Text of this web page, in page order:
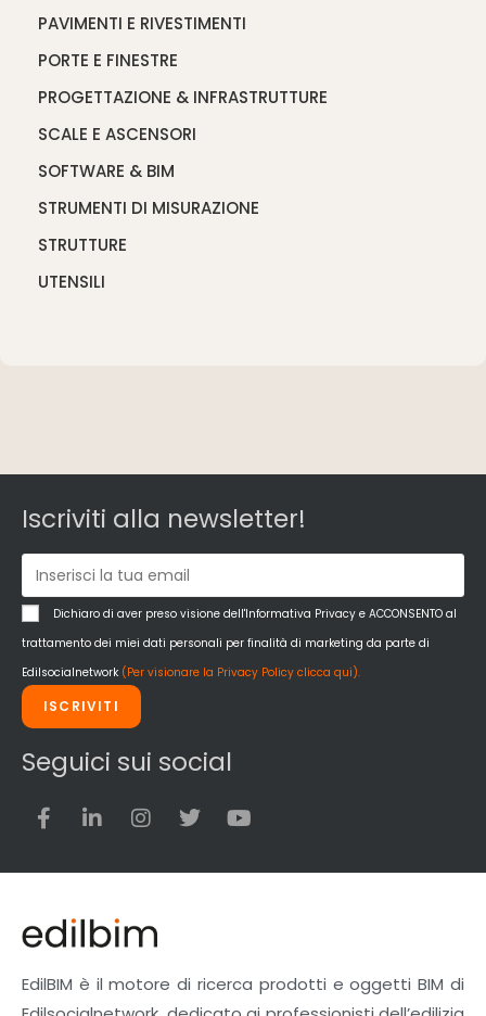
PAVIMENTI E RIVESTIMENTI
PORTE E FINESTRE
PROGETTAZIONE & INFRASTRUTTURE
SCALE E ASCENSORI
SOFTWARE & BIM
STRUMENTI DI MISURAZIONE
STRUTTURE
UTENSILI
Iscriviti alla newsletter!
Dichiaro di aver preso visione dell'Informativa Privacy e ACCONSENTO al
trattamento dei miei dati personali per finalità di marketing da parte di
Edilsocialnetwork (Per visionare la Privacy Policy clicca qui).
ISCRIVITI
Seguici sui social
EdilBIM è il motore di ricerca prodotti e oggetti BIM di